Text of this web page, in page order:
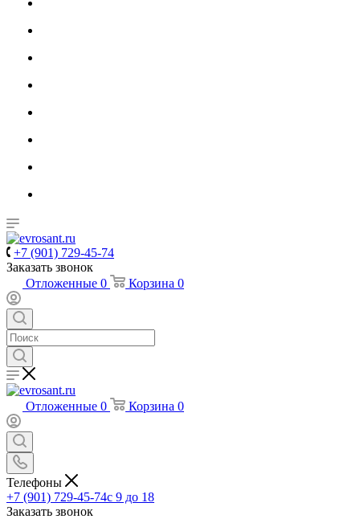
+7 (901) 729-45-74
Заказать звонок
Отложенные 0 Корзина 0
Отложенные 0 Корзина 0
Телефоны
+7 (901) 729-45-74c 9 до 18
Заказать звонок